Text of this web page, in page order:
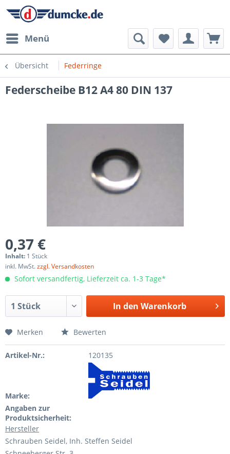
Menü
Übersicht Federringe
Federscheibe B12 A4 80 DIN 137
0,37 €
Inhalt: 1 Stück
inkl. MwSt.zzgl. Versandkosten
Sofort versandfertig, Lieferzeit ca. 1-3 Tage*
In den Warenkorb
Merken Bewerten
Artikel-Nr.: 120135
Marke:
Angaben zur
Produktsicherheit:
Hersteller
Schrauben Seidel, Inh. Steffen Seidel